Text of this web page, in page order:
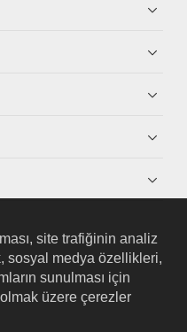
site trafiğinin analiz
sosyal medya özellikleri,
sunulması için
üzere çerezler